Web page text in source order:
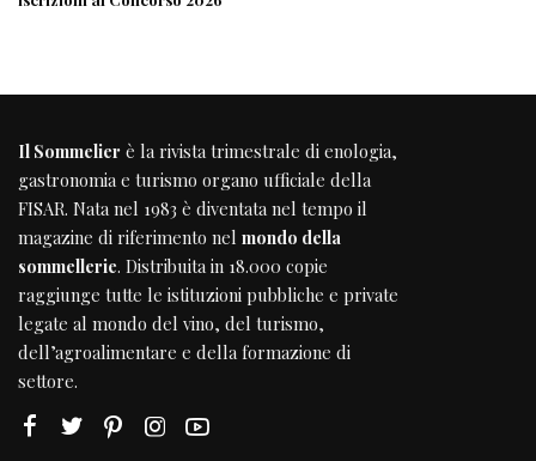
Il Sommelier è la rivista trimestrale di enologia,
gastronomia e turismo organo ufficiale della
FISAR. Nata nel 1983 è diventata nel tempo il
magazine di riferimento nel mondo della
sommellerie. Distribuita in 18.000 copie
raggiunge tutte le istituzioni pubbliche e private
legate al mondo del vino, del turismo,
dell’agroalimentare e della formazione di
settore.